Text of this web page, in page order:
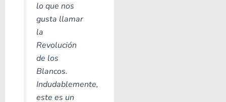
lo que nos
gusta llamar
la
Revolución
de los
Blancos.
Indudablemente,
este es un